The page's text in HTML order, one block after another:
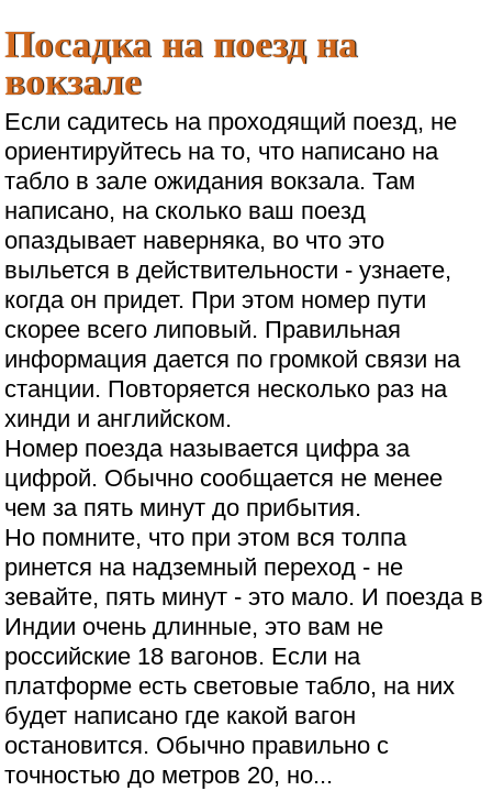
Посадка на поезд на
вокзале
Если садитесь на проходящий поезд, не
ориентируйтесь на то, что написано на
табло в зале ожидания вокзала. Там
написано, на сколько ваш поезд
опаздывает наверняка, во что это
выльется в действительности - узнаете,
когда он придет. При этом номер пути
скорее всего липовый. Правильная
информация дается по громкой связи на
станции. Повторяется несколько раз на
хинди и английском.
Номер поезда называется цифра за
цифрой. Обычно сообщается не менее
чем за пять минут до прибытия.
Но помните, что при этом вся толпа
ринется на надземный переход - не
зевайте, пять минут - это мало. И поезда в
Индии очень длинные, это вам не
российские 18 вагонов. Если на
платформе есть световые табло, на них
будет написано где какой вагон
остановится. Обычно правильно с
точностью до метров 20, но...